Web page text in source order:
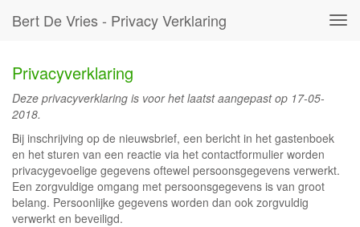
Bert De Vries - Privacy Verklaring
Privacyverklaring
Deze privacyverklaring is voor het laatst aangepast op 17-05-
2018.
Bij inschrijving op de nieuwsbrief, een bericht in het gastenboek
en het sturen van een reactie via het contactformulier worden
privacygevoelige gegevens oftewel persoonsgegevens verwerkt.
Een zorgvuldige omgang met persoonsgegevens is van groot
belang. Persoonlijke gegevens worden dan ook zorgvuldig
verwerkt en beveiligd.